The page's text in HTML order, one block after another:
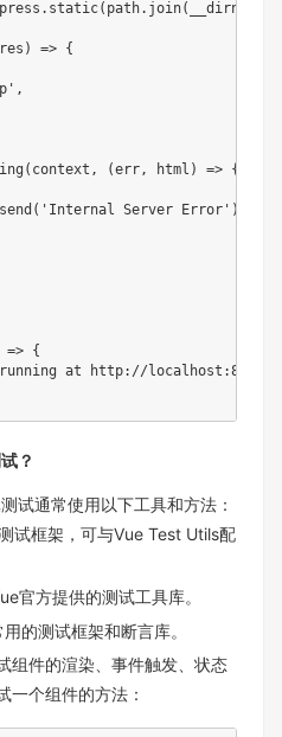
. static( path. join( __dirname
res ) => {
,
( context , (err, html ) => {
send ( 'Internal Server Error' )
=> {
at http://localhost:8080'
？
试通常使用以下工具和方法：
试框架，可与Vue Test Utils配
官方提供的测试工具库。
用的测试框架和断言库。
组件的渲染、事件触发、状态
一个组件的方法：